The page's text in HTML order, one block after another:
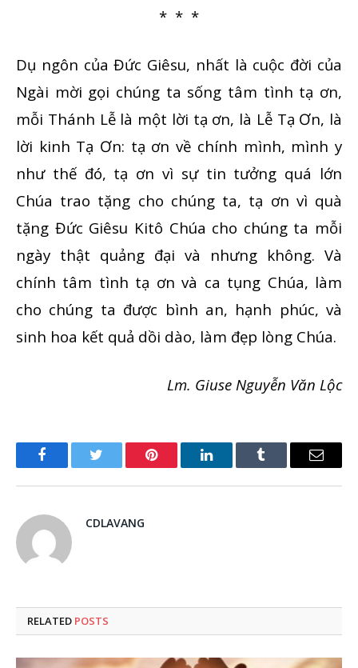
* * *
Dụ ngôn của Đức Giêsu, nhất là cuộc đời của
Ngài mời gọi chúng ta sống tâm tình tạ ơn,
mỗi Thánh Lễ là một lời tạ ơn, là Lễ Tạ Ơn, là
lời kinh Tạ Ơn: tạ ơn về chính mình, mình y
như thế đó, tạ ơn vì sự tin tưởng quá lớn
Chúa trao tặng cho chúng ta, tạ ơn vì quà
tặng Đức Giêsu Kitô Chúa cho chúng ta mỗi
ngày thật quảng đại và nhưng không. Và
chính tâm tình tạ ơn và ca tụng Chúa, làm
cho chúng ta được bình an, hạnh phúc, và
sinh hoa kết quả dồi dào, làm đẹp lòng Chúa.
Lm. Giuse Nguyễn Văn Lộc
FacebookTwitter Pinterest LinkedInTumblr Email
CDLAVANG
RELATED POSTS